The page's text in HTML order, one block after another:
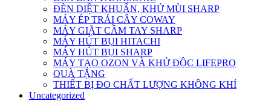
ĐÈN DIỆT KHUẨN, KHỬ MÙI SHARP
MÁY ÉP TRÁI CÂY COWAY
MÁY GIẶT CẦM TAY SHARP
MÁY HÚT BỤI HITACHI
MÁY HÚT BỤI SHARP
MÁY TẠO OZON VÀ KHỬ ĐỘC LIFEPRO
QUÀ TẶNG
THIẾT BỊ ĐO CHẤT LƯỢNG KHÔNG KHÍ
Uncategorized